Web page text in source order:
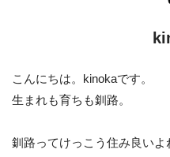
こんにちは。kinokaです。
生まれも育ちも釧路。
釧路ってけっこう住み良いよ